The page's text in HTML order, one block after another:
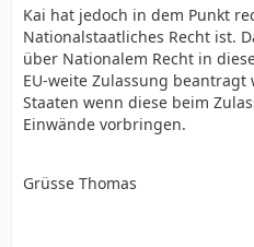
Kai hat jedoch in dem Punkt
Nationalstaatliches Recht ist.
über Nationalem Recht in
EU-weite Zulassung
Staaten wenn diese beim
Einwände vorbringen.
Grüsse Thomas